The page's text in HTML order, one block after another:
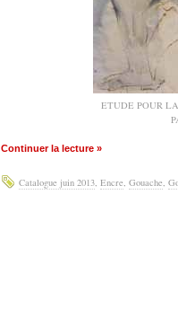
ETUDE POUR
Continuer la lecture »
Catalogue juin 2013, Encre, Gouache,